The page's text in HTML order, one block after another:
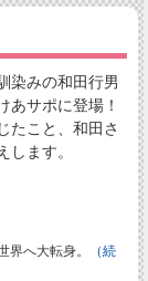
染みの和田行男
あサポに登場！
たこと、和田さ
します。
へ大転身。
（続